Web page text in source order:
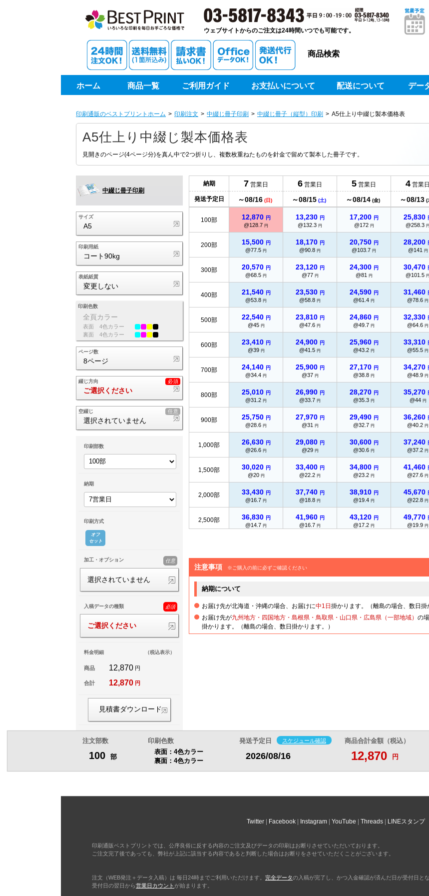
印刷通販ベストプリントベストプリント
ウェブサイトからのご注文は24時間いつでも可能です。
商品検索
ホーム 商品一覧 ご利用ガイド お支払いについて 配送について デー
印刷通販のベストプリントホーム 印刷注文 中綴じ冊子印刷 中綴じ冊子（縦型）印刷 A5仕上り中綴じ製本価格表
A5仕上り中綴じ製本価格表
見開きのページ(4ページ分)を真ん中で2つ折りし、複数枚重ねたものを針金で留めて製本した冊子です。
中綴じ冊子印刷
サイズ
A5
印刷用紙
コート90kg
表紙紙質
変更しない
印刷色数
全頁カラー
表面
4色カラー
裏面
4色カラー
ページ数
8ページ
綴じ方向
ご選択ください
空綴じ
選択されていません
印刷部数
納期
印刷方式
オフ
セット
加工・オプション 任意
選択されていません
入稿データの種類 必須
ご選択ください
料金明細 （税込表示）
商品 12,870 円
合計 12,870 円
見積書ダウンロード
納期
発送予定日
7 営業日
～08/16 (日)
6 営業日
～08/15 (土)
5 営業日
～08/14 (金)
4 営業日
～08/13 (
100部 12,870 円
@128.7 円
13,230 円
@132.3 円
17,200 円
@172 円
25,830
@258.3 円
200部 15,500 円
@77.5 円
18,170 円
@90.8 円
20,750 円
@103.7 円
28,200
@141 円
300部 20,570 円
@68.5 円
23,120 円
@77 円
24,300 円
@81 円
30,470
@101.5 円
400部 21,540 円
@53.8 円
23,530 円
@58.8 円
24,590 円
@61.4 円
31,460
@78.6 円
500部 22,540 円
@45 円
23,810 円
@47.6 円
24,860 円
@49.7 円
32,330
@64.6 円
600部 23,410 円
@39 円
24,900 円
@41.5 円
25,960 円
@43.2 円
33,310
@55.5 円
700部 24,140 円
@34.4 円
25,900 円
@37 円
27,170 円
@38.8 円
34,270
@48.9 円
800部 25,010 円
@31.2 円
26,990 円
@33.7 円
28,270 円
@35.3 円
35,270
@44 円
900部 25,750 円
@28.6 円
27,970 円
@31 円
29,490 円
@32.7 円
36,260
@40.2 円
1,000部 26,630 円
@26.6 円
29,080 円
@29 円
30,600 円
@30.6 円
37,240
@37.2 円
1,500部 30,020 円
@20 円
33,400 円
@22.2 円
34,800 円
@23.2 円
41,460
@27.6 円
2,000部 33,430 円
@16.7 円
37,740 円
@18.8 円
38,910 円
@19.4 円
45,670
@22.8 円
2,500部 36,830 円
@14.7 円
41,960 円
@16.7 円
43,120 円
@17.2 円
49,770
@19.9 円
3,500部 43,040円 48,980
4,500部 48,790円
@10.8円
54,250円
@12 円
57,060円 66,160
60,750円 66,700円 70,670円
7,500部 -
8,000部 -
@7.9 @8.7円 @9.2
-
9,000部 70,040 円
@7.7
76,440 円
@8.4
80,990 円
@8.9 円
@7.6 @8.3円 @8.7 円
注意事項 ※ご購入の前に必ずご確認ください
納期について
お届け先が北海道・沖縄の場合、お届けに中1日掛かります。（離島の場合、数日掛
お届け先が九州地方・四国地方・島根県・鳥取県・山口県・広島県（一部地域） の
掛かります。（離島の場合、数日掛かります。）
注文部数
100 部
印刷色数
表面：4色カラー
裏面：4色カラー
発送予定日 スケジュール確認
2026/08/16
商品合計金額（税込）
12,870 円
Twitter Facebook Instagram YouTube Threads LINEスタンプ
印刷通販ベストプリントでは、公序良俗に反する内容のご注文及びデータの印刷はお断りさせていただいております。
ご注文完了後であっても、弊社が上記に該当する内容であると判断した場合はお断りをさせていただくことがございます。
注文（WEB発注＋データ入稿）は 毎日24時までご利用いただけます。 完全データの入稿が完了し、かつ入金確認が済んだ日が受付日とな
受付日の翌日から営業日カウント が始まります。